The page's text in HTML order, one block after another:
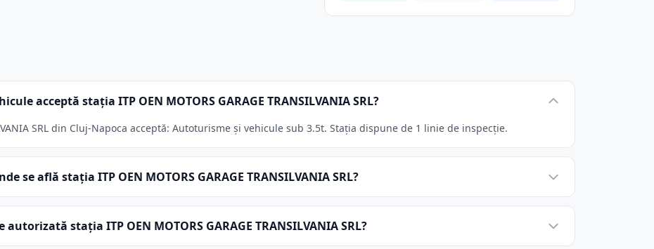
acceptă stația ITP OEN MOTORS GARAGE TRANSILVANIA SRL?
SRL din Cluj-Napoca acceptă: Autoturisme și vehicule sub 3.5t. Stația dispune de 1 linie de inspecție.
se află stația ITP OEN MOTORS GARAGE TRANSILVANIA SRL?
autorizată stația ITP OEN MOTORS GARAGE TRANSILVANIA SRL?